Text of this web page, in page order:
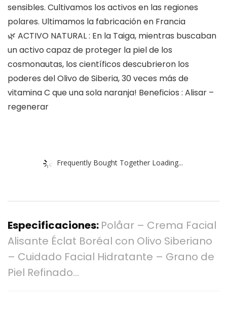
sensibles. Cultivamos los activos en las regiones
polares. Ultimamos la fabricación en Francia
🌿 ACTIVO NATURAL : En la Taiga, mientras buscaban
un activo capaz de proteger la piel de los
cosmonautas, los científicos descubrieron los
poderes del Olivo de Siberia, 30 veces más de
vitamina C que una sola naranja! Beneficios : Alisar –
regenerar
Frequently Bought Together Loading...
Especificaciones: Polåar – Crema Facial
Alisante Éclat Boréal con Olivo Siberiano
– Cuidado Facial Hidratante – Grano de
Piel Refinado…